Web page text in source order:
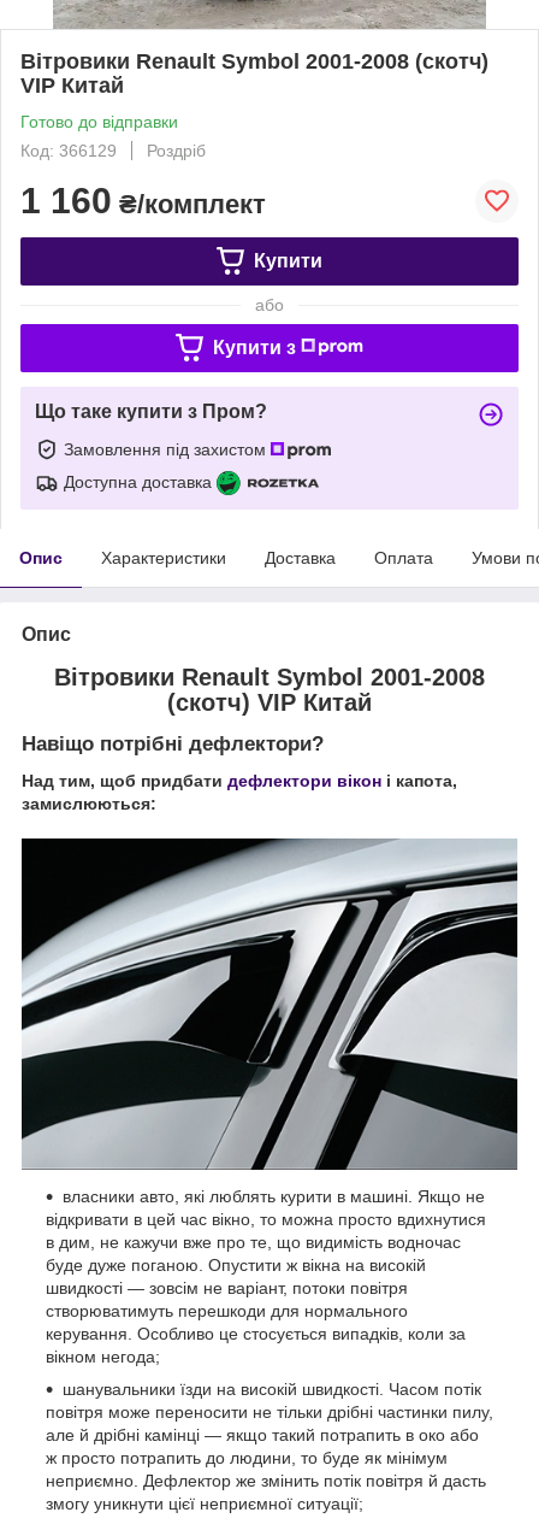
Вітровики Renault Symbol 2001-2008 (скотч)
VIP Китай
Готово до відправки
Код: 366129
Роздріб
1 160 ₴/комплект
Купити
або
Купити з
Що таке купити з Пром?
Замовлення під захистом
Доступна доставка
Опис Характеристики Доставка Оплата Умови
Опис
Вітровики Renault Symbol 2001-2008
(скотч) VIP Китай
Навіщо потрібні дефлектори?
Над тим, щоб придбати дефлектори вікон і капота,
замислюються:
власники авто, які люблять курити в машині. Якщо не
відкривати в цей час вікно, то можна просто вдихнутися
в дим, не кажучи вже про те, що видимість водночас
буде дуже поганою. Опустити ж вікна на високій
швидкості — зовсім не варіант, потоки повітря
створюватимуть перешкоди для нормального
керування. Особливо це стосується випадків, коли за
вікном негода;
шанувальники їзди на високій швидкості. Часом потік
повітря може переносити не тільки дрібні частинки пилу,
але й дрібні камінці — якщо такий потрапить в око або
ж просто потрапить до людини, то буде як мінімум
неприємно. Дефлектор же змінить потік повітря й дасть
змогу уникнути цієї неприємної ситуації;